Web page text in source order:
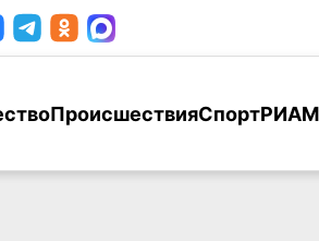
ПроисшествияСпортРИА